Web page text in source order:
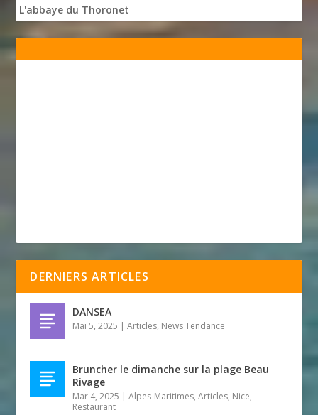
L'abbaye du Thoronet
DERNIERS ARTICLES
DANSEA
Mai 5, 2025 |Articles, News Tendance
Bruncher le dimanche sur la plage Beau
Rivage
Mar 4, 2025 |Alpes-Maritimes,Articles, Nice,
Restaurant